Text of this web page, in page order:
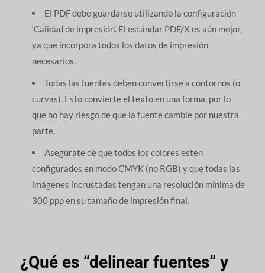
El PDF debe guardarse utilizando la configuración
‘Calidad de impresión’. El estándar PDF/X es aún mejor,
ya que incorpora todos los datos de impresión
necesarios.
Todas las fuentes deben convertirse a contornos (o
curvas). Esto convierte el texto en una forma, por lo
que no hay riesgo de que la fuente cambie por nuestra
parte.
Asegúrate de que todos los colores estén
configurados en modo CMYK (no RGB) y que todas las
imágenes incrustadas tengan una resolución mínima de
300 ppp en su tamaño de impresión final.
¿Qué es “delinear fuentes” y